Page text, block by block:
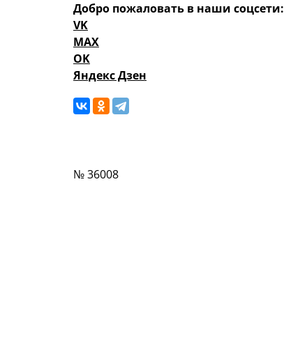
Добро пожаловать в наши соцсети:
VK
MAX
OK
Яндекс Дзен
№ 36008